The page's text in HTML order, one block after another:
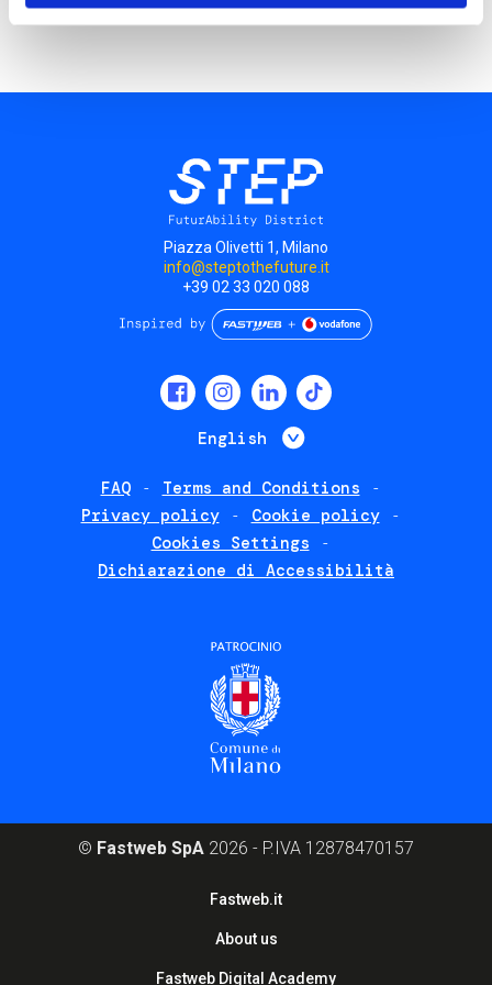
In collaborazione con
Piazza Olivetti 1, Milano
info@steptothefuture.it
+39 02 33 020 088
English List additional
FAQ
Terms and Conditions
Privacy policy
Cookie policy
Cookies Settings
Dichiarazione di Accessibilità
© Fastweb SpA 2026 - P.IVA 12878470157
Fastweb.it
About us
Fastweb Digital Academy